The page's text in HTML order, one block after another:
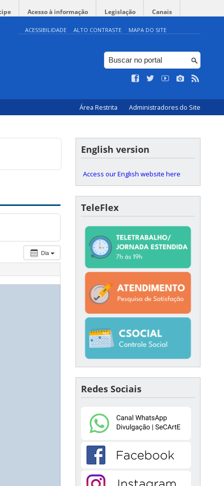
Acesso à informação Legislação Canais
ACESSIBILIDADE ALTO CONTRASTE MAPA DO SITE
Área Restrita Administradores do Site
Dia
English version
Access our English website here
TeleFlex
Redes Sociais